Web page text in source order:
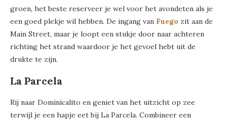
groen, het beste reserveer je wel voor het avondeten als je
een goed plekje wil hebben. De ingang van Fuego zit aan de
Main Street, maar je loopt een stukje door naar achteren
richting het strand waardoor je het gevoel hebt uit de
drukte te zijn.
La Parcela
Rij naar Dominicalito en geniet van het uitzicht op zee
terwijl je een hapje eet bij La Parcela. Combineer een